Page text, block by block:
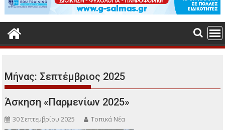
Μήνας: Σεπτέμβριος 2025
Άσκηση «Παρμενίων 2025»
30 Σεπτεμβρίου 2025 Τοπικά Νέα